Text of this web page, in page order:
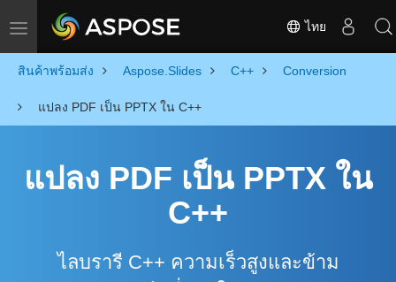
Toggle navigation ไทย
สินค้าพร้อมส่ง Aspose.Slides C++ Conversion
แปลง PDF เป็น PPTX ใน C++
แปลง PDF เป็น PPTX ใน
C++
ไลบรารี C++ ความเร็วสูงและข้าม